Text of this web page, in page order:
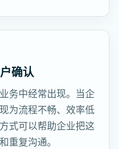
确认
务中经常出现。当企
为流程不畅、效率低
式可以帮助企业把这
重复沟通。